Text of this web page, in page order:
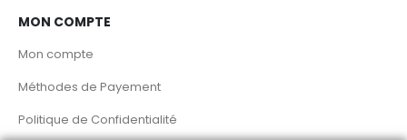
MON COMPTE
Mon compte
Méthodes de Payement
Politique de Confidentialité